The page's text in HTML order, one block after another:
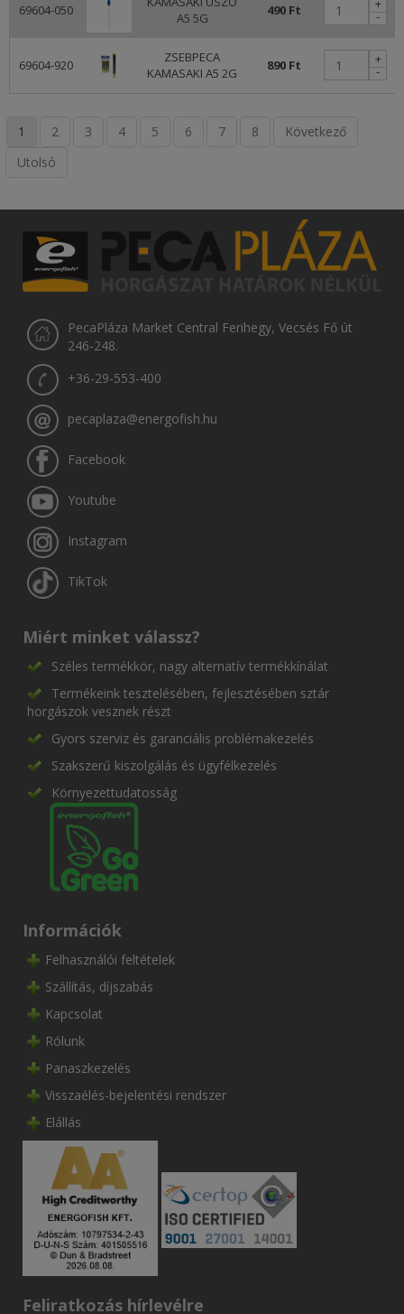
69604-050
A5 5G
490 Ft -
+
69604-920
ZSEBPECA
KAMASAKI A5 2G
890 Ft -
+
1 2 3 4 5 6 7 8
Következő
Utolsó
PecaPláza Market Central Ferihegy, Vecsés Fő út
246-248.
+36-29-553-400
pecaplaza@energofish.hu
Facebook
Youtube
Instagram
TikTok
Miért minket válassz?
Széles termékkör, nagy alternatív termékkínálat
Termékeink tesztelésében, fejlesztésében sztár
horgászok vesznek részt
Gyors szerviz és garanciális problémakezelés
Szakszerű kiszolgálás és ügyfélkezelés
Környezettudatosság
Információk
Felhasználói feltételek
Szállítás, díjszabás
Kapcsolat
Rólunk
Panaszkezelés
Visszaélés-bejelentési rendszer
Elállás
Feliratkozás hírlevélre